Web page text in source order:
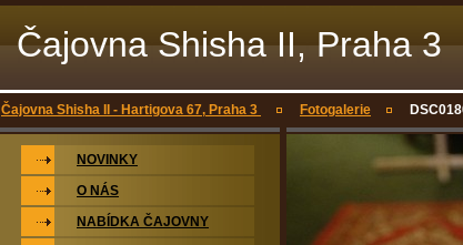
Čajovna Shisha II, Praha 3
Čajovna Shisha II - Hartigova 67, Praha 3 Fotogalerie
NOVINKY
O NÁS
NABÍDKA ČAJOVNY